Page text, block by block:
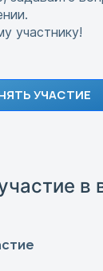
участнику!
УЧАСТИЕ
в